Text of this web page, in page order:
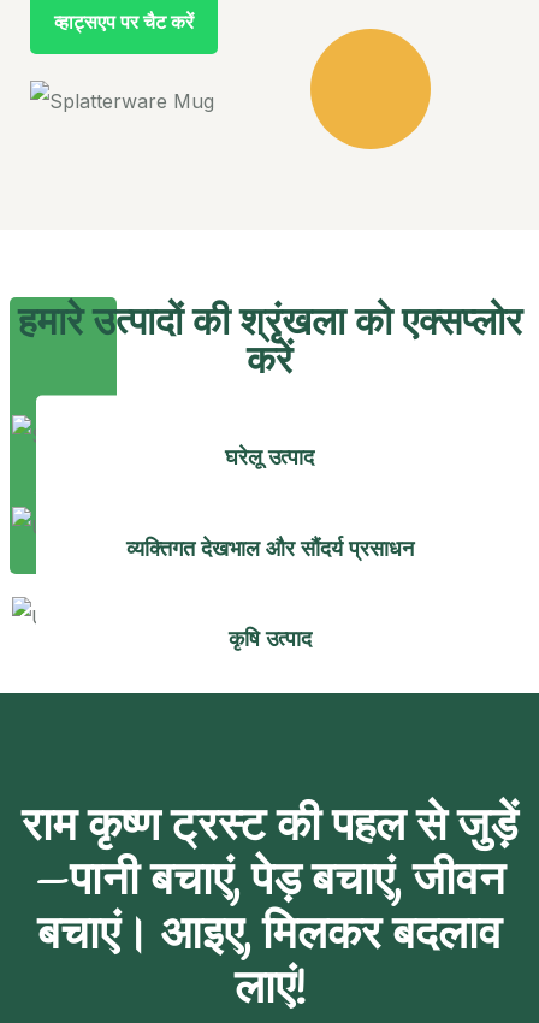
व्हाट्सएप पर चैट करें
हमारे उत्पादों की श्रृंखला को एक्सप्लोर
करें
घरेलू उत्पाद
व्यक्तिगत देखभाल और सौंदर्य प्रसाधन
कृषि उत्पाद
राम कृष्ण ट्रस्ट की पहल से जुड़ें
—पानी बचाएं, पेड़ बचाएं, जीवन
बचाएं। आइए, मिलकर बदलाव
लाएं!